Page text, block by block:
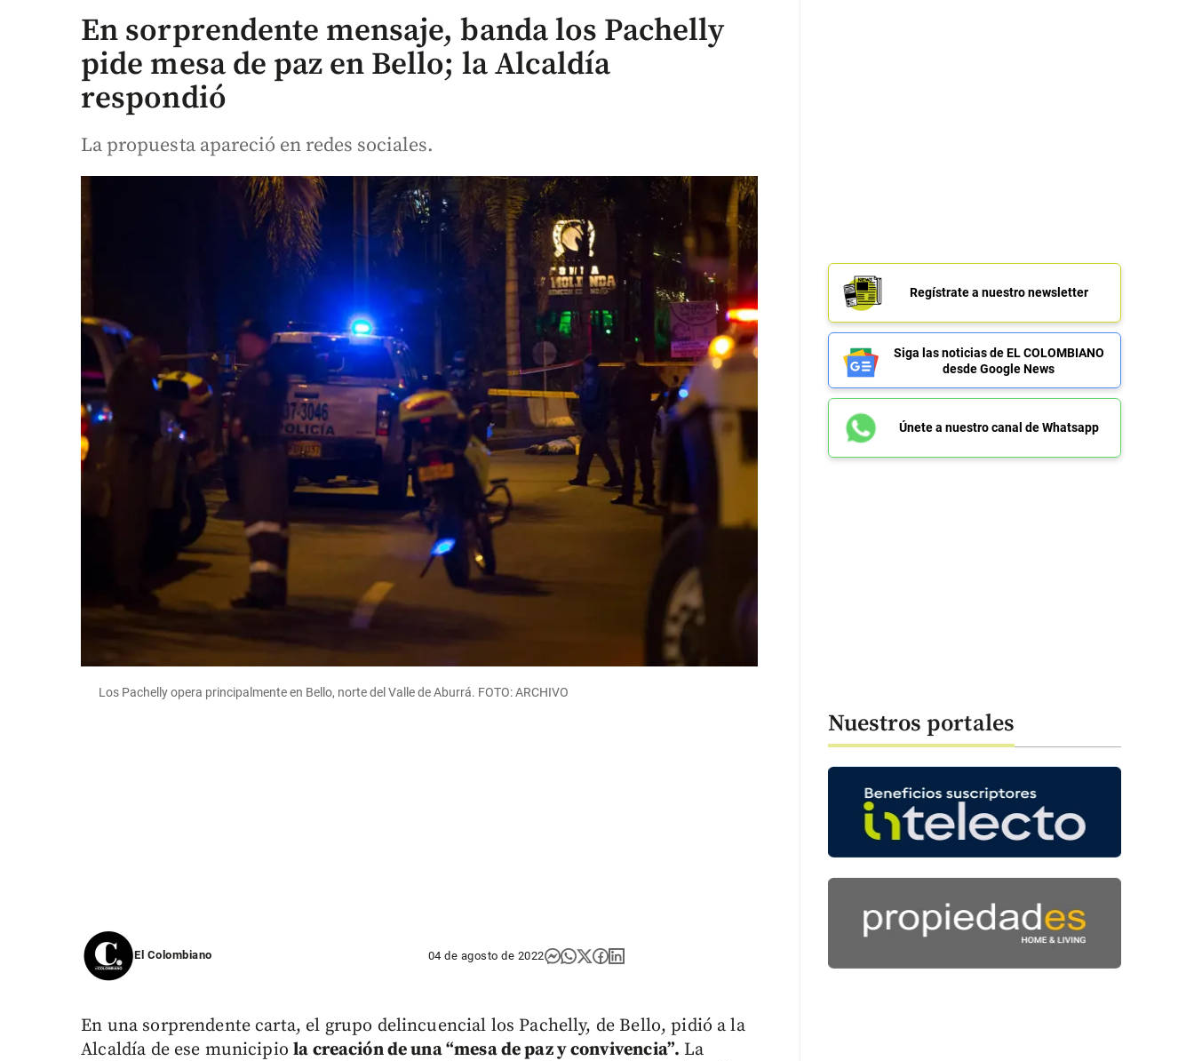
En sorprendente mensaje, banda los Pachelly
pide mesa de paz en Bello; la Alcaldía
respondió
La propuesta apareció en redes sociales.
Los Pachelly opera principalmente en Bello, norte del Valle de Aburrá. FOTO: ARCHIVO
El Colombiano 04 de agosto de 2022
En una sorprendente carta, el grupo delincuencial los Pachelly, de Bello, pidió a la
Alcaldía de ese municipiola creación de una “mesa de paz y convivencia”. La
Regístrate a nuestro newsletter
Siga las noticias de EL COLOMBIANO
desde Google News
Únete a nuestro canal de Whatsapp
Nuestros portales